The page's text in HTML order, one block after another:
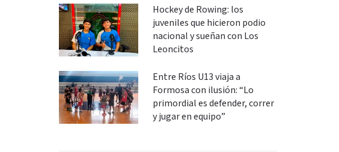
Hockey de Rowing: los
juveniles que hicieron podio
nacional y sueñan con Los
Leoncitos
Entre Ríos U13 viaja a
Formosa con ilusión: “Lo
primordial es defender, correr
y jugar en equipo”